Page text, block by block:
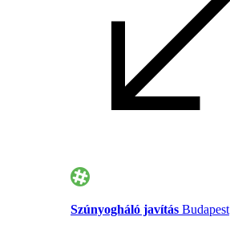
Szúnyogháló javítás Budapest